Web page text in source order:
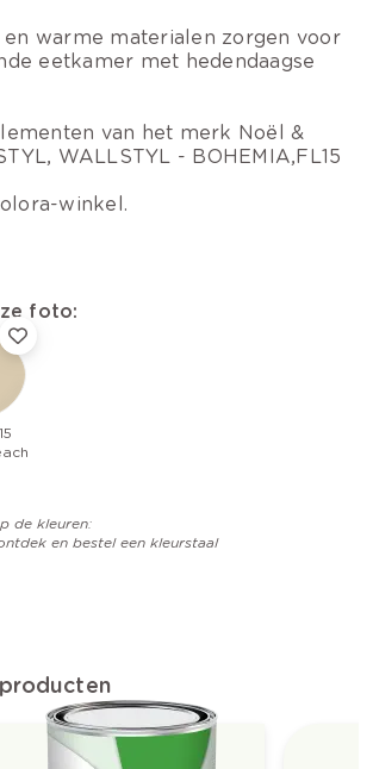
en warme materialen zorgen voor
eetkamer met hedendaagse
van het merk Noël &
WALLSTYL - BOHEMIA,FL15
winkel.
foto:
de kleuren:
en bestel een kleurstaal